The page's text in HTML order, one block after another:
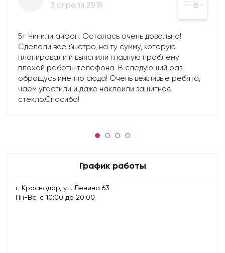
3 апреля 2018
5+ Чинили айфон. Осталась очень довольна!
Сделали все быстро, на ту сумму, которую
планировали и выяснили главную проблему
плохой работы телефона. В следующий раз
обращусь именно сюда! Очень вежливые ребята,
чаем угостили и даже наклеили защитное
стекло.Спасибо!
График работы
г. Краснодар, ул. Ленина 63
Пн-Вс: с 10:00 до 20:00